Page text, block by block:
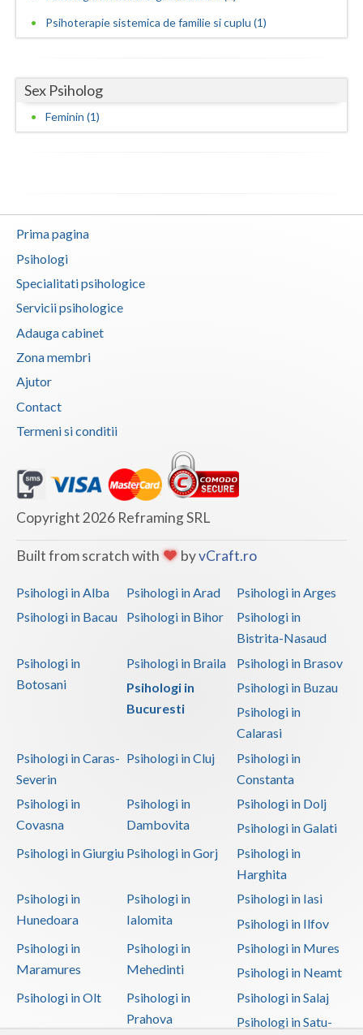
Prahova
Satu-Mare
Sibiu
Timis
Tulcea
Vaslui
Vrancea
Psihoterapie sistemica de familie si cuplu (1)
Sex Psiholog
Feminin (1)
Prima pagina
Psihologi
Specialitati psihologice
Servicii psihologice
Adauga cabinet
Zona membri
Ajutor
Contact
Termeni si conditii
Copyright 2026 Reframing SRL
Built from scratch with byvCraft.ro
Psihologi in Alba Psihologi in Arad
Psihologi in Arges
Psihologi in Bacau
Psihologi in Bihor
Psihologi in
Bistrita-Nasaud
Psihologi in
Botosani
Psihologi in Braila
Psihologi in Brasov
Psihologi in
Bucuresti
Psihologi in Buzau
Psihologi in
Calarasi
Psihologi in Caras-
Severin
Psihologi in Cluj
Psihologi in
Constanta
Psihologi in
Covasna
Psihologi in
Dambovita
Psihologi in Dolj
Psihologi in Galati
Psihologi in Giurgiu Psihologi in Gorj
Psihologi in
Harghita
Psihologi in
Hunedoara
Psihologi in
Ialomita
Psihologi in Iasi
Psihologi in Ilfov
Psihologi in
Maramures
Psihologi in
Mehedinti
Psihologi in Mures
Psihologi in Neamt
Psihologi in Olt
Psihologi in
Prahova
Psihologi in Salaj
Psihologi in Satu-